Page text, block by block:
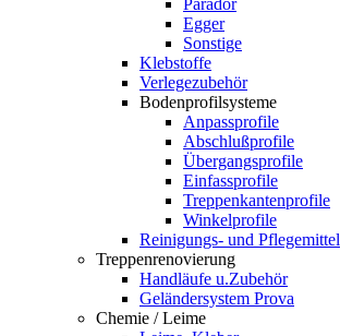
Parador
Egger
Sonstige
Klebstoffe
Verlegezubehör
Bodenprofilsysteme
Anpassprofile
Abschlußprofile
Übergangsprofile
Einfassprofile
Treppenkantenprofile
Winkelprofile
Reinigungs- und Pflegemittel
Treppenrenovierung
Handläufe u.Zubehör
Geländersystem Prova
Chemie / Leime